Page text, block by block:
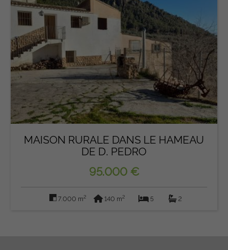
MAISON RURALE DANS LE HAMEAU
DE D. PEDRO
95.000 €
7.000 m2 140 m2 5 2